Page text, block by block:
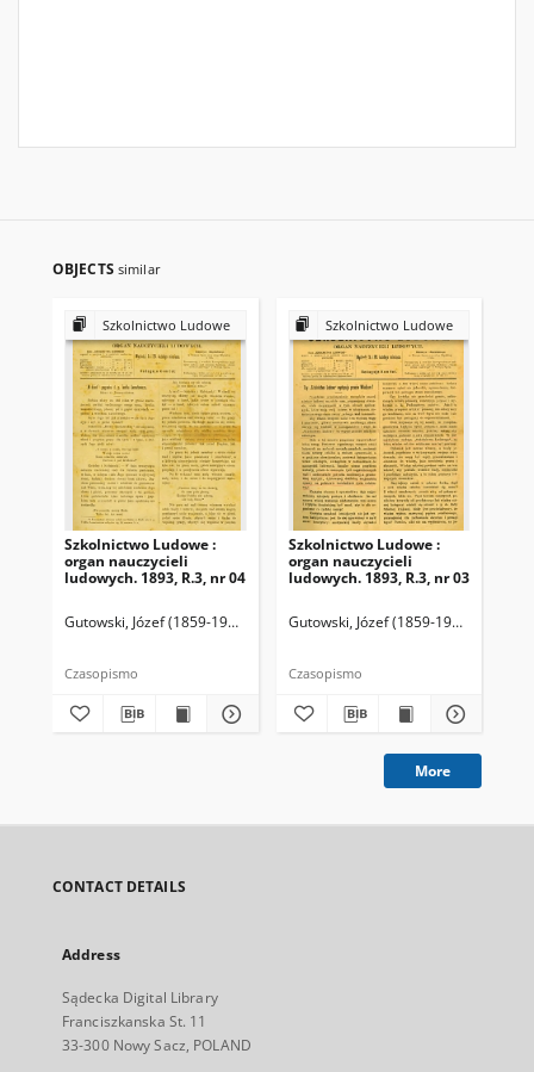
OBJECTS similar
Szkolnictwo Ludowe
Szkolnictwo Ludowe :
organ nauczycieli
ludowych. 1893, R.3, nr 04
Gutowski, Józef (1859-1916). Redaktor
Czasopismo
Szkolnictwo Ludowe
Szkolnictwo Ludowe :
organ nauczycieli
ludowych. 1893, R.3, nr 03
Gutowski, Józef (1859-1916).
Czasopismo
More
CONTACT DETAILS
Address
Sądecka Digital Library
Franciszkanska St. 11
33-300 Nowy Sacz, POLAND